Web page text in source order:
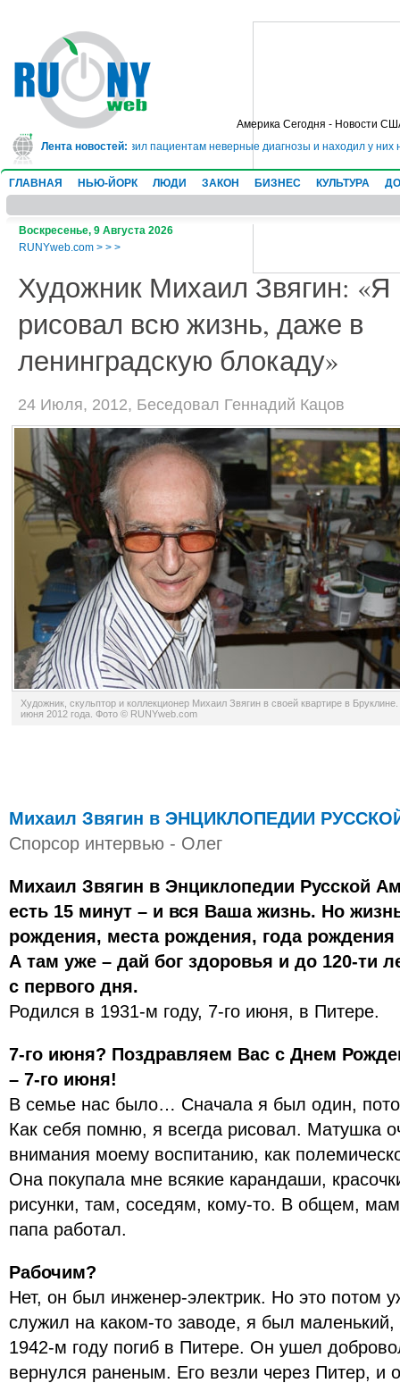
Америка Сегодня - Новости
Лента новостей:
он 20 лет ставил пациентам неверные диагнозы и находил у них
ГЛАВНАЯ НЬЮ-ЙОРК ЛЮДИ ЗАКОН БИЗНЕС КУЛЬТУРА
Воскресенье, 9 Августа 2026
RUNYweb.com > > >
Художник Михаил Звягин: «Я
рисовал всю жизнь, даже в
ленинградскую блокаду»
24 Июля, 2012, Беседовал Геннадий Кацов
Художник, скульптор и коллекционер Михаил Звягин в своей квартире в Бруклине.
июня 2012 года. Фото © RUNYweb.com
Михаил Звягин в ЭНЦИКЛОПЕДИИ
Спорсор интервью - Олег
Михаил Звягин в Энциклопедии Русской
есть 15 минут – и вся Ваша жизнь. Но
рождения, места рождения, года
А там уже – дай бог здоровья и до 120-ти
с первого дня.
Родился в 1931-м году, 7-го июня, в Питере.
7-го июня? Поздравляем Вас с Днем
– 7-го июня!
В семье нас было… Сначала я был один,
Как себя помню, я всегда рисовал. Матушка
внимания моему воспитанию, как
Она покупала мне всякие карандаши,
рисунки, там, соседям, кому-то. В общем,
папа работал.
Рабочим?
Нет, он был инженер-электрик. Но это потом
служил на каком-то заводе, я был
1942-м году погиб в Питере. Он ушел
вернулся раненым. Его везли через Питер, и